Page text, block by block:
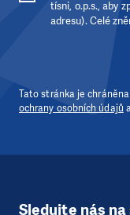
tísni, o.p.s., aby
adresu). Celé
Tato stránka je
ochrany osobních údajů
Sledujte nás